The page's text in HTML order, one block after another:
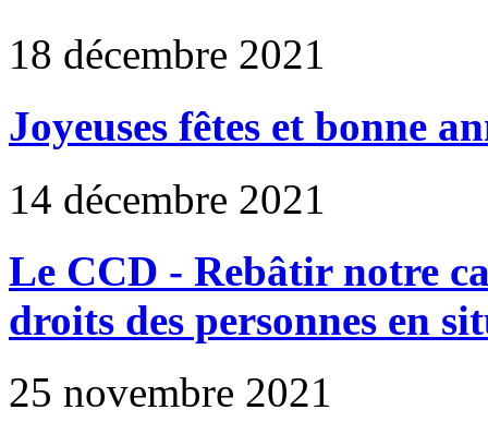
18 décembre 2021
Joyeuses fêtes et bonne
14 décembre 2021
Le CCD - Rebâtir notre
droits des personnes en
25 novembre 2021